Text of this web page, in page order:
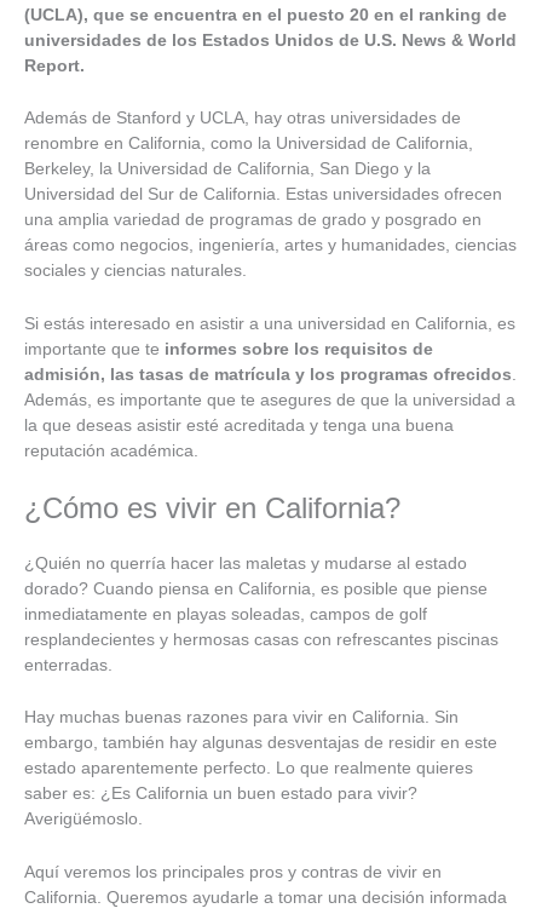
(UCLA), que se encuentra en el puesto 20 en el ranking de
universidades de los Estados Unidos de U.S. News & World
Report.
Además de Stanford y UCLA, hay otras universidades de
renombre en California, como la Universidad de California,
Berkeley, la Universidad de California, San Diego y la
Universidad del Sur de California. Estas universidades ofrecen
una amplia variedad de programas de grado y posgrado en
áreas como negocios, ingeniería, artes y humanidades, ciencias
sociales y ciencias naturales.
Si estás interesado en asistir a una universidad en California, es
importante que te informes sobre los requisitos de
admisión, las tasas de matrícula y los programas ofrecidos
Además, es importante que te asegures de que la universidad a
la que deseas asistir esté acreditada y tenga una buena
reputación académica.
¿Cómo es vivir en California?
¿Quién no querría hacer las maletas y mudarse al estado
dorado? Cuando piensa en California, es posible que piense
inmediatamente en playas soleadas, campos de golf
resplandecientes y hermosas casas con refrescantes piscinas
enterradas.
Hay muchas buenas razones para vivir en California. Sin
embargo, también hay algunas desventajas de residir en este
estado aparentemente perfecto. Lo que realmente quieres
saber es: ¿Es California un buen estado para vivir?
Averigüémoslo.
Aquí veremos los principales pros y contras de vivir en
California. Queremos ayudarle a tomar una decisión informada